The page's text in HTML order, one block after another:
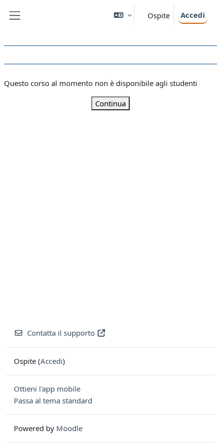
Ospite Accedi
Questo corso al momento non è disponibile agli studenti
Continua
Contatta il supporto
Ospite (Accedi)
Ottieni l'app mobile
Passa al tema standard
Powered by Moodle